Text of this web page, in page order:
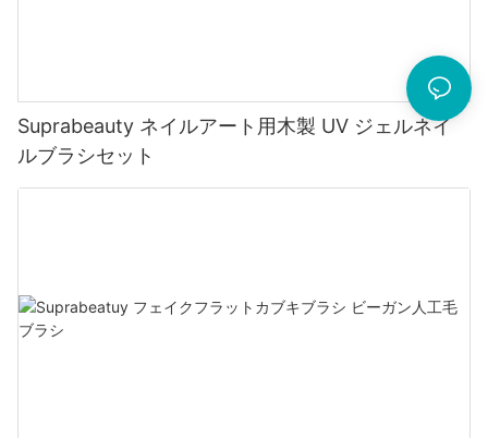
Suprabeauty ネイルアート用木製 UV ジェルネイ
ルブラシセット